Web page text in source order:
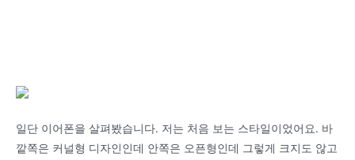
일단 이어폰을 살펴봤습니다. 저는 처음 보는 스타일이었어요. 바
깥쪽은 커널형 디자인인데 안쪽은 오픈형인데 그렇게 크지도 않고